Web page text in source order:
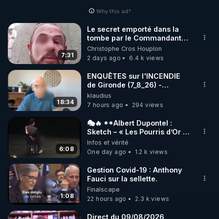
🌱 INSTAGRAM
https://www.instagram.com/rdlr_thierrycasasnovas/
http://rgnr.li/instagram
🌱 LA NEWSLETTER
Pour ne pas rater l’actualité RGNR (stages,
http://rgnr.li/news
🌱 VIDÉOS NON CENSURÉES SUR ODYSEE
Toutes les vidéos Youtube sont aussi sur la
http://rgnr.li/odysee
🌱 LES STAGES EN PRÉSENTIEL
Why this ad?
7:31
Le secret emporté dans la
tombe par le Commandant
Cousteau le 25 juin 1997
Christophe Cros Houplon
2 days ago
6.4 k views
18:34
ENQUÊTES sur l'INCENDIE
de Gironde (7_8_26) -
Philippe WEBER
klaudius
7 hours ago
294 views
6:08
🎭🔥 **Albert Dupontel :
Sketch – « Les Pourris d’Or »
🏆💰**
Infos et vérité
One day ago
1.2 k views
1:08
Gestion Covid-19 : Anthony
Fauci sur la sellette.
Finalscape
22 hours ago
2.3 k views
Direct du 09/08/2026,